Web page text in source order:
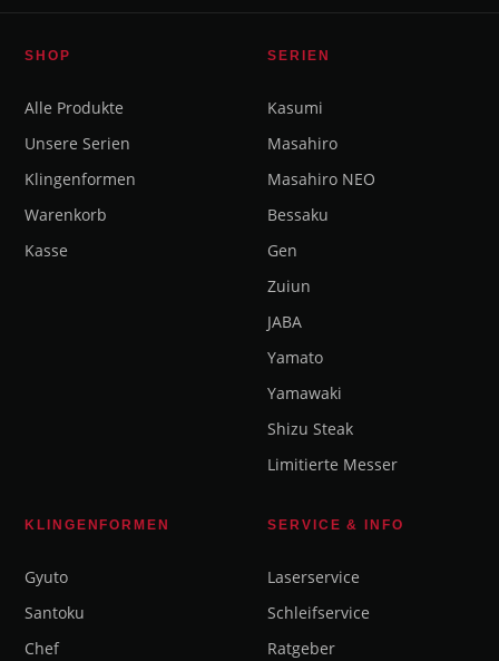
SHOP
Alle Produkte
Unsere Serien
Klingenformen
Warenkorb
Kasse
SERIEN
Kasumi
Masahiro
Masahiro NEO
Bessaku
Gen
Zuiun
JABA
Yamato
Yamawaki
Shizu Steak
Limitierte Messer
KLINGENFORMEN
Gyuto
Santoku
Chef
SERVICE & INFO
Laserservice
Schleifservice
Ratgeber